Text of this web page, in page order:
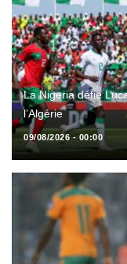
La Nigeria défie
l’Algérie
09/08/2026 - 00:00